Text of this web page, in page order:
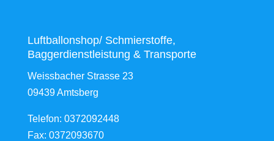
Luftballonshop/ Schmierstoffe,
Baggerdienstleistung & Transporte
Weissbacher Strasse 23
09439 Amtsberg
Telefon: 0372092448
Fax: 0372093670